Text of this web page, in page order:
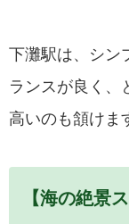
下灘駅は、シン
ランスが良く、
高いのも頷けま
【海の絶景